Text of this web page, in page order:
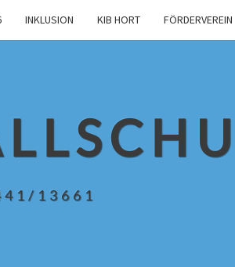
INKLUSION KIB HORT FÖRDERVEREIN
13661